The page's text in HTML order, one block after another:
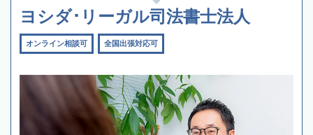
ヨシダ･リーガル司法書士法人
オンライン相談可 全国出張対応可